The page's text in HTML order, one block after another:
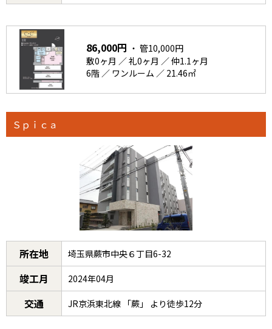
86,000円 ・ 管10,000円
敷0ヶ月 ／ 礼0ヶ月 ／ 仲1.1ヶ月
6階 ／ ワンルーム ／ 21.46㎡
Ｓｐｉｃａ
所在地 埼玉県蕨市中央６丁目6-32
竣工月 2024年04月
交通 JR京浜東北線 「蕨」 より徒歩12分